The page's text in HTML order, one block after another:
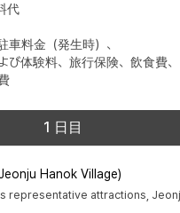
代
車料金（発生時）、
び体験料、旅行保険、飲食費、
1 日目
Hanok Village)
representative attractions,